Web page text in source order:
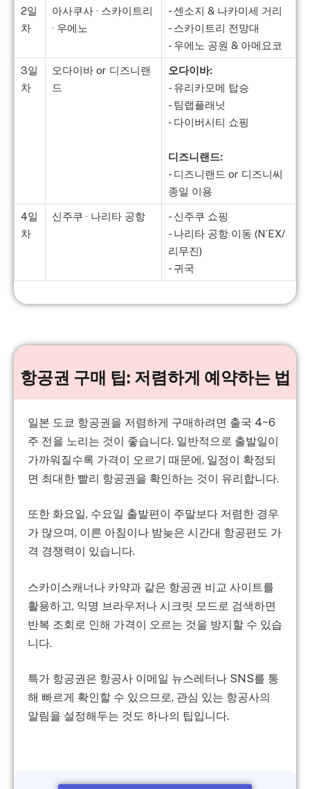
2일
차
아사쿠사 · 스카이트리
· 우에노
- 센소지 & 나카미세 거리
- 스카이트리 전망대
- 우에노 공원 & 아메요코
3일
차
오다이바 or 디즈니랜
드
오다이바:
- 유리카모메 탑승
- 팀랩플래닛
- 다이버시티 쇼핑
디즈니랜드:
- 디즈니랜드 or 디즈니씨
종일 이용
4일
차
신주쿠 · 나리타 공항
- 신주쿠 쇼핑
- 나리타 공항 이동 (N’EX/
리무진)
- 귀국
항공권 구매 팁: 저렴하게 예약하는 법
일본 도쿄 항공권을 저렴하게 구매하려면 출국 4~6
주 전을 노리는 것이 좋습니다. 일반적으로 출발일이
가까워질수록 가격이 오르기 때문에, 일정이 확정되
면 최대한 빨리 항공권을 확인하는 것이 유리합니다.
또한 화요일, 수요일 출발편이 주말보다 저렴한 경우
가 많으며, 이른 아침이나 밤늦은 시간대 항공편도 가
격 경쟁력이 있습니다.
스카이스캐너나 카약과 같은 항공권 비교 사이트를
활용하고, 익명 브라우저나 시크릿 모드로 검색하면
반복 조회로 인해 가격이 오르는 것을 방지할 수 있습
니다.
특가 항공권은 항공사 이메일 뉴스레터나 SNS를 통
해 빠르게 확인할 수 있으므로, 관심 있는 항공사의
알림을 설정해두는 것도 하나의 팁입니다.